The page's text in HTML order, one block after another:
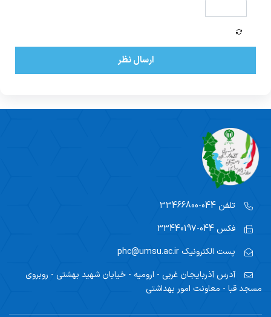
ارسال نظر
تلفن
فکس
پست الکترونیک
آدرس آذربایجان غربی - ارومیه - خیابان شهید بهشتی - روبروی
مسجد قبا - معاونت امور بهداشتی